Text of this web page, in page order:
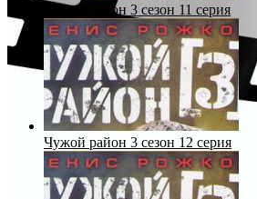
Чужой район 3 сезон 11 серия
Чужой район 3 сезон 12 серия